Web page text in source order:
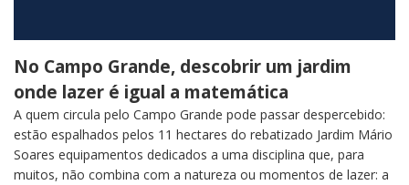
No Campo Grande, descobrir um jardim
onde lazer é igual a matemática
A quem circula pelo Campo Grande pode passar despercebido:
estão espalhados pelos 11 hectares do rebatizado Jardim Mário
Soares equipamentos dedicados a uma disciplina que, para
muitos, não combina com a natureza ou momentos de lazer: a